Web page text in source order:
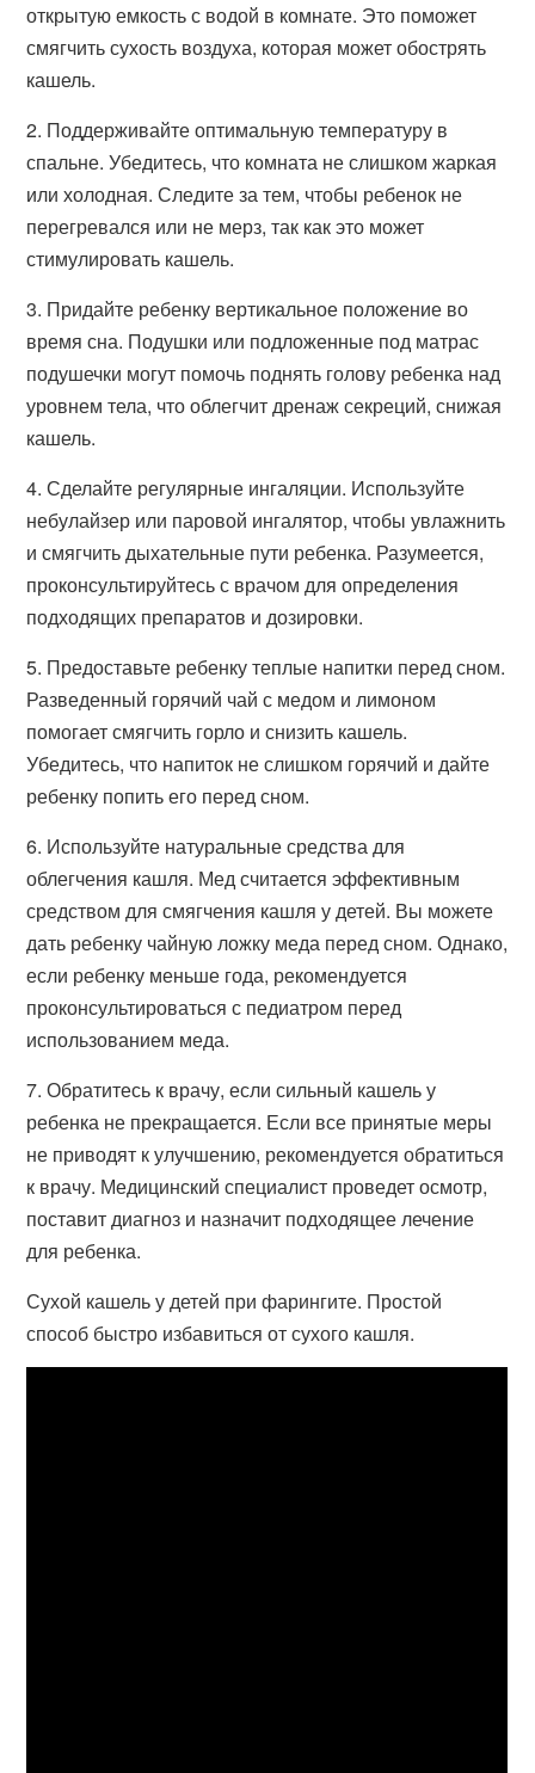
открытую емкость с водой в комнате. Это поможет
смягчить сухость воздуха, которая может обострять
кашель.
2. Поддерживайте оптимальную температуру в
спальне. Убедитесь, что комната не слишком жаркая
или холодная. Следите за тем, чтобы ребенок не
перегревался или не мерз, так как это может
стимулировать кашель.
3. Придайте ребенку вертикальное положение во
время сна. Подушки или подложенные под матрас
подушечки могут помочь поднять голову ребенка над
уровнем тела, что облегчит дренаж секреций, снижая
кашель.
4. Сделайте регулярные ингаляции. Используйте
небулайзер или паровой ингалятор, чтобы увлажнить
и смягчить дыхательные пути ребенка. Разумеется,
проконсультируйтесь с врачом для определения
подходящих препаратов и дозировки.
5. Предоставьте ребенку теплые напитки перед сном.
Разведенный горячий чай с медом и лимоном
помогает смягчить горло и снизить кашель.
Убедитесь, что напиток не слишком горячий и дайте
ребенку попить его перед сном.
6. Используйте натуральные средства для
облегчения кашля. Мед считается эффективным
средством для смягчения кашля у детей. Вы можете
дать ребенку чайную ложку меда перед сном. Однако,
если ребенку меньше года, рекомендуется
проконсультироваться с педиатром перед
использованием меда.
7. Обратитесь к врачу, если сильный кашель у
ребенка не прекращается. Если все принятые меры
не приводят к улучшению, рекомендуется обратиться
к врачу. Медицинский специалист проведет осмотр,
поставит диагноз и назначит подходящее лечение
для ребенка.
Сухой кашель у детей при фарингите. Простой
способ быстро избавиться от сухого кашля.